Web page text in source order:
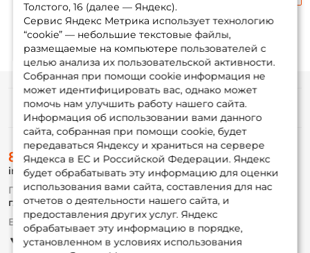
Толстого, 16 (далее — Яндекс).
Сервис Яндекс Метрика использует технологию
“cookie” — небольшие текстовые файлы,
размещаемые на компьютере пользователей с
целью анализа их пользовательской активности.
Собранная при помощи cookie информация не
может идентифицировать вас, однако может
помочь нам улучшить работу нашего сайта.
Информация об использовании вами данного
сайта, собранная при помощи cookie, будет
передаваться Яндексу и храниться на сервере
Яндекса в ЕС и Российской Федерации. Яндекс
будет обрабатывать эту информацию для оценки
использования вами сайта, составления для нас
отчетов о деятельности нашего сайта, и
предоставления других услуг. Яндекс
обрабатывает эту информацию в порядке,
установленном в условиях использования
Информация
О магазине
Доставка
Оплата
Fox-bonus
Гуру
Партнерская программа
8 (495) 532-77-88
info@foxfishing.ru
По вопросам с заказом
г. Москва, ул. Плеханова д.7
Ежедневно 10:00 до 20:00